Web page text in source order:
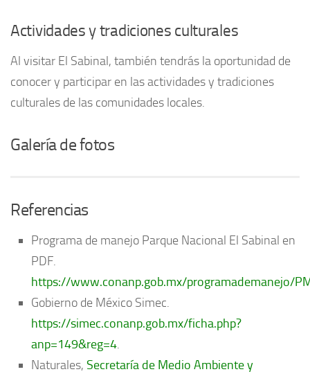
Actividades y tradiciones culturales
Al visitar El Sabinal, también tendrás la oportunidad de
conocer y participar en las actividades y tradiciones
culturales de las comunidades locales.
Galería de fotos
Referencias
Programa de manejo Parque Nacional El Sabinal en
PDF.
https://www.conanp.gob.mx/programademanejo/
Gobierno de México Simec.
https://simec.conanp.gob.mx/ficha.php?
anp=149&reg=4.
Naturales, Secretaría de Medio Ambiente y